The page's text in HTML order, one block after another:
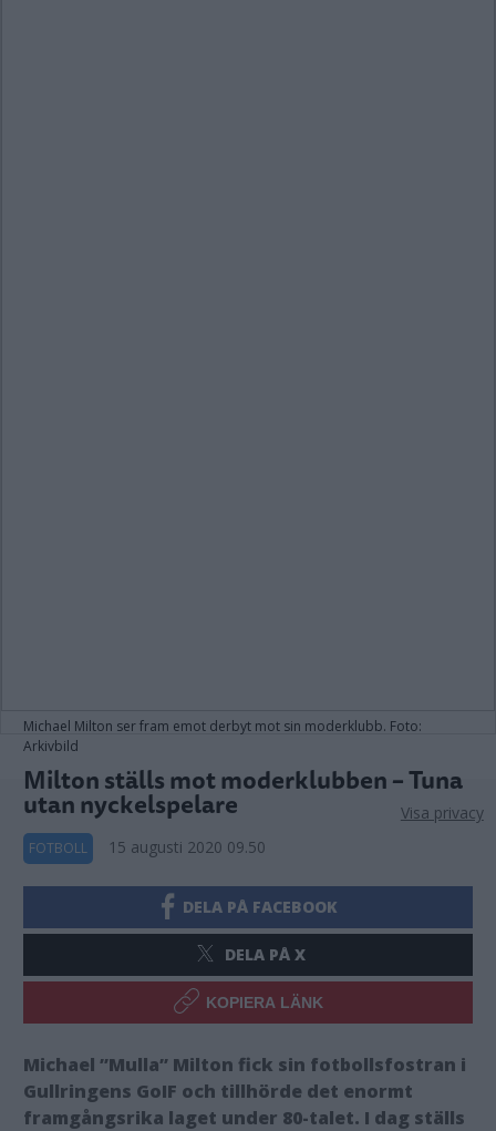
Michael Milton ser fram emot derbyt mot sin moderklubb. Foto:
Arkivbild
Milton ställs mot moderklubben – Tuna
utan nyckelspelare
FOTBOLL 15 augusti 2020 09.50
DELA PÅ FACEBOOK
DELA PÅ X
KOPIERA LÄNK
Michael ”Mulla” Milton fick sin fotbollsfostran i
Gullringens GoIF och tillhörde det enormt
framgångsrika laget under 80-talet. I dag ställs
Visa privacy